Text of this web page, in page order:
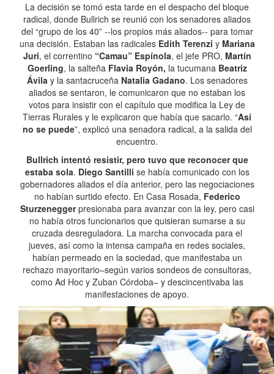
La decisión se tomó esta tarde en el despacho del bloque
radical, donde Bullrich se reunió con los senadores aliados
del “grupo de los 40” --los propios más aliados-- para tomar
una decisión. Estaban las radicales Edith Terenzi y Mariana
Juri, el correntino “Camau” Espínola, el jefe PRO, Martín
Goerling, la salteña Flavia Royón, la tucumana Beatriz
Ávilay la santacruceñaNatalia Gadano. Los senadores
aliados se sentaron, le comunicaron que no estaban los
votos para insistir con el capítulo que modifica la Ley de
Tierras Rurales y le explicaron que había que sacarlo. “Así
no se puede”, explicó una senadora radical, a la salida del
encuentro.
Bullrich intentó resistir, pero tuvo que reconocer que
estaba sola. Diego Santilli se había comunicado con los
gobernadores aliados el día anterior, pero las negociaciones
no habían surtido efecto. En Casa Rosada, Federico
Sturzeneggerpresionaba para avanzar con la ley, pero casi
no había otros funcionarios que quisieran sumarse a su
cruzada desreguladora. La marcha convocada para el
jueves, así como la intensa campaña en redes sociales,
habían permeado en la sociedad, que manifestaba un
rechazo mayoritario–según varios sondeos de consultoras,
como Ad Hoc y Zuban Córdoba– y descincentivaba las
manifestaciones de apoyo.